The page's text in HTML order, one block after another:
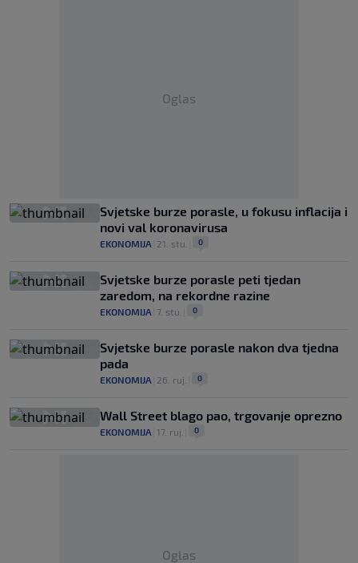
Oglas
Svjetske burze porasle, u fokusu inflacija i
novi val koronavirusa
EKONOMIJA 21. stu. 0
Svjetske burze porasle peti tjedan
zaredom, na rekordne razine
EKONOMIJA 7. stu. 0
Svjetske burze porasle nakon dva tjedna
pada
EKONOMIJA 26. ruj. 0
Wall Street blago pao, trgovanje oprezno
EKONOMIJA 17. ruj. 0
Oglas